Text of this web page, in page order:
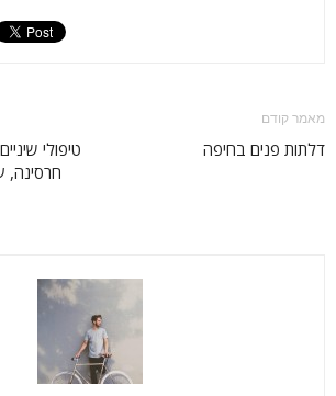
מאמר קודם
דלתות פנים בחיפה
טיפולי
חרסינה,